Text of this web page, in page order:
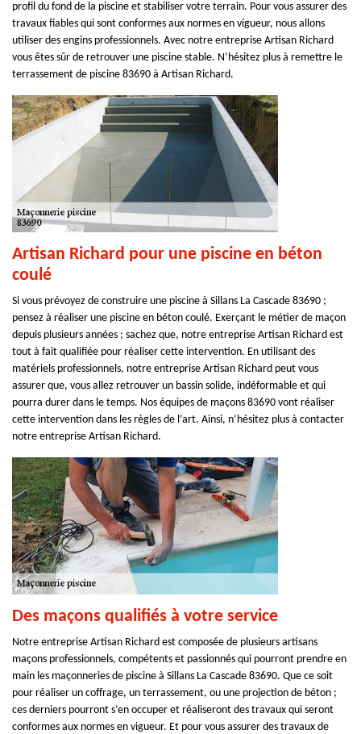
profil du fond de la piscine et stabiliser votre terrain. Pour vous assurer des
travaux fiables qui sont conformes aux normes en vigueur, nous allons
utiliser des engins professionnels. Avec notre entreprise Artisan Richard
vous êtes sûr de retrouver une piscine stable. N’hésitez plus à remettre le
terrassement de piscine 83690 à Artisan Richard.
Artisan Richard pour une piscine en béton
coulé
Si vous prévoyez de construire une piscine à Sillans La Cascade 83690 ;
pensez à réaliser une piscine en béton coulé. Exerçant le métier de maçon
depuis plusieurs années ; sachez que, notre entreprise Artisan Richard est
tout à fait qualifiée pour réaliser cette intervention. En utilisant des
matériels professionnels, notre entreprise Artisan Richard peut vous
assurer que, vous allez retrouver un bassin solide, indéformable et qui
pourra durer dans le temps. Nos équipes de maçons 83690 vont réaliser
cette intervention dans les règles de l’art. Ainsi, n’hésitez plus à contacter
notre entreprise Artisan Richard.
Des maçons qualifiés à votre service
Notre entreprise Artisan Richard est composée de plusieurs artisans
maçons professionnels, compétents et passionnés qui pourront prendre en
main les maçonneries de piscine à Sillans La Cascade 83690. Que ce soit
pour réaliser un coffrage, un terrassement, ou une projection de béton ;
ces derniers pourront s’en occuper et réaliseront des travaux qui seront
conformes aux normes en vigueur. Et pour vous assurer des travaux de